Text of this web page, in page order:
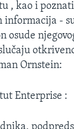
, kao i
informacija -
osude
Ornstein:
Enterprise :